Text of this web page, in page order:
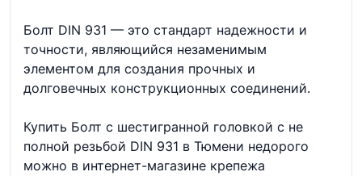
Болт DIN 931 — это стандарт надежности и
точности, являющийся незаменимым
элементом для создания прочных и
долговечных конструкционных соединений.
Купить Болт с шестигранной головкой с не
полной резьбой DIN 931 в Тюмени недорого
можно в интернет-магазине крепежа